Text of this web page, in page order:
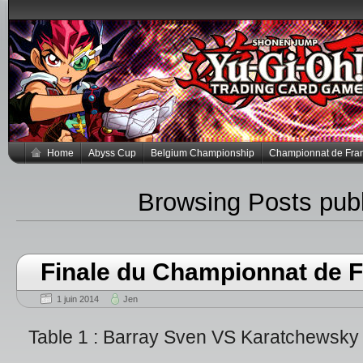
Home Abyss Cup Belgium Championship Championnat de
Browsing Posts
Finale du Championnat de
1 juin 2014 Jen
Table 1 : Barray Sven VS